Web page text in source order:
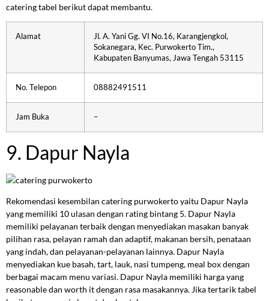
catering tabel berikut dapat membantu.
Alamat
Jl. A. Yani Gg. VI No.16, Karangjengkol,
Sokanegara, Kec. Purwokerto Tim.,
Kabupaten Banyumas, Jawa Tengah 53115
No. Telepon 08882491511
Jam Buka –
9. Dapur Nayla
Rekomendasi kesembilan catering purwokerto yaitu Dapur Nayla
yang memiliki 10 ulasan dengan rating bintang 5. Dapur Nayla
memiliki pelayanan terbaik dengan menyediakan masakan banyak
pilihan rasa, pelayan ramah dan adaptif, makanan bersih, penataan
yang indah, dan pelayanan-pelayanan lainnya. Dapur Nayla
menyediakan kue basah, tart, lauk, nasi tumpeng, meal box dengan
berbagai macam menu variasi. Dapur Nayla memiliki harga yang
reasonable dan worth it dengan rasa masakannya. Jika tertarik tabel